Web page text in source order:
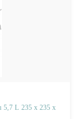
5,7 L 235 x 235 x